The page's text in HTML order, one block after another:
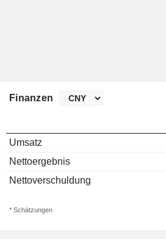
Finanzen
Umsatz
Nettoergebnis
Nettoverschuldung
* Schätzungen